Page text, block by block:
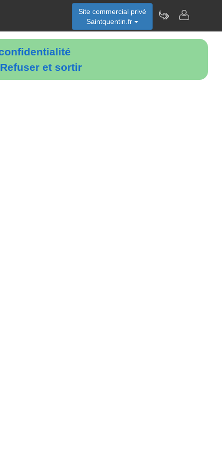
Refuser et sortir
Site commercial privé
Saintquentin.fr